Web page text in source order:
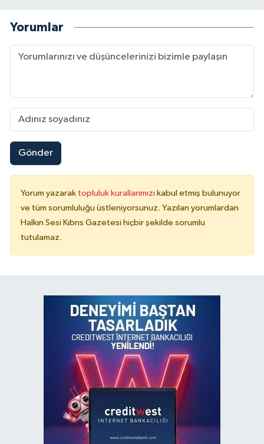
Yorumlar
Gönder
Yorum yazarak topluluk kurallarımızı kabul etmiş bulunuyor
ve tüm sorumluluğu üstleniyorsunuz. Yazılan yorumlardan
Halkın Sesi Kıbrıs Gazetesi hiçbir şekilde sorumlu
tutulamaz.